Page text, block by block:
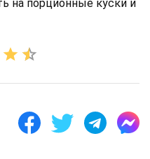
на порционные куски и